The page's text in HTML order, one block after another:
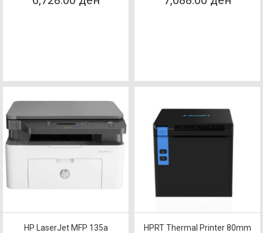
HP LaserJet MFP 135a
HPRT Thermal Printer 80mm